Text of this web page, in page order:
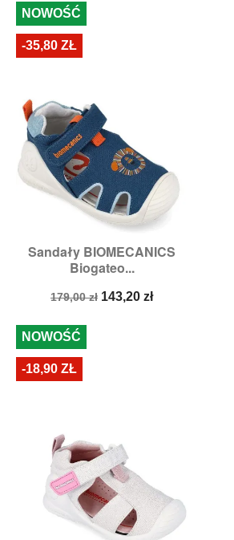
Sandały BIOMECANICS
Biogateo...
Cena
179,00 zł Cena
143,20 zł
Szybki podgląd
Rozmiary:23,
NOWOŚĆ
-35,80 ZŁ
NOWOŚĆ
-18,90 ZŁ